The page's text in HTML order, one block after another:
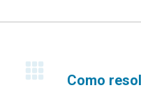
Próximo
Como